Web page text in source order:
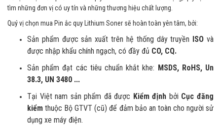
tìm những đơn vị có uy tín và những thương hiệu chất lượng.
Quý vị chọn mua Pin ắc quy Lithium Soner sẽ hoàn toàn yên tâm, bởi:
Sản phẩm được sản xuất trên hệ thống dây truyền ISO và
được nhập khẩu chính ngạch, có đầy đủ CO, CQ.
Sản phẩm đạt các tiêu chuẩn khắt khe: MSDS, RoHS, Un
38.3, UN 3480 ...
Tại Việt nam sản phẩm đã được Kiểm định bởi Cục đăng
kiểm thuộc Bộ GTVT (cũ) để đảm bảo an toàn cho người sử
dụng xe máy điện.